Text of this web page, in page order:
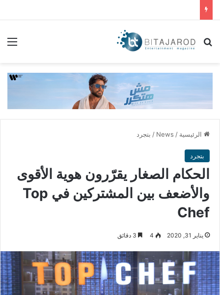
بحث عن
الرئيسية /
News
/ بتجرد
بتجرد
الحكام الصغار يقرّرون هوية الأقوى
والأضعف بين المشتركين في Top
Chef
يناير 31, 2020 4